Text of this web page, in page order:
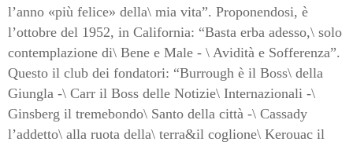
l’anno «più felice» della\ mia vita”. Proponendosi, è
l’ottobre del 1952, in California: “Basta erba adesso,\ solo
contemplazione di\ Bene e Male - \ Avidità e Sofferenza”.
Questo il club dei fondatori: “Burrough è il Boss\ della
Giungla -\ Carr il Boss delle Notizie\ Internazionali -\
Ginsberg il tremebondo\ Santo della città -\ Cassady
l’addetto\ alla ruota della\ terra&il coglione\ Kerouac il